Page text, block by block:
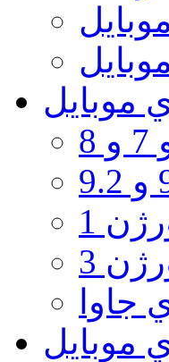
موبايل
1
3
جاوا
موبايل